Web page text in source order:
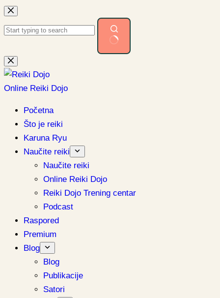
Preskoči
na
sadržaj
Nema
rezultata.
Online Reiki Dojo
Početna
Što je reiki
Karuna Ryu
Naučite reiki
Naučite reiki
Online Reiki Dojo
Reiki Dojo Trening centar
Podcast
Raspored
Premium
Blog
Blog
Publikacije
Satori